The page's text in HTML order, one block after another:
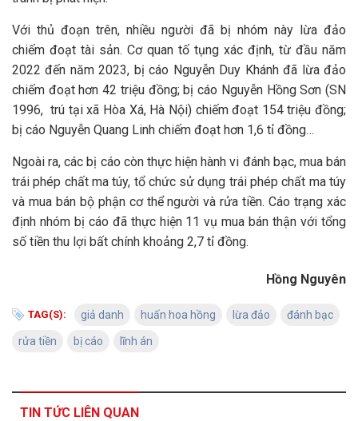
Với thủ đoạn trên, nhiều người đã bị nhóm này lừa đảo
chiếm đoạt tài sản. Cơ quan tố tụng xác định, từ đầu năm
2022 đến năm 2023, bị cáo Nguyễn Duy Khánh đã lừa đảo
chiếm đoạt hơn 42 triệu đồng; bị cáo Nguyễn Hồng Sơn (SN
1996, trú tại xã Hòa Xá, Hà Nội) chiếm đoạt 154 triệu đồng;
bị cáo Nguyễn Quang Linh chiếm đoạt hơn 1,6 tỉ đồng…
Ngoài ra, các bị cáo còn thực hiện hành vi đánh bạc, mua bán
trái phép chất ma túy, tổ chức sử dụng trái phép chất ma túy
và mua bán bộ phận cơ thể người và rửa tiền. Cáo trạng xác
định nhóm bị cáo đã thực hiện 11 vụ mua bán thận với tổng
số tiền thu lợi bất chính khoảng 2,7 tỉ đồng.
Hồng Nguyên
TAG(S): giả danh huấn hoa hồng lừa đảo đánh bạc
rửa tiền bị cáo lĩnh án
TIN TỨC LIÊN QUAN